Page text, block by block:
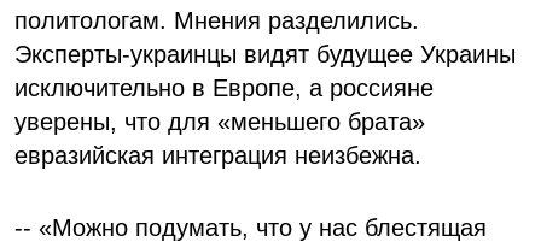
политологам. Мнения разделились.
Эксперты-украинцы видят будущее Украины
исключительно в Европе, а россияне
уверены, что для «меньшего брата»
евразийская интеграция неизбежна.
-- «Можно подумать, что у нас блестящая